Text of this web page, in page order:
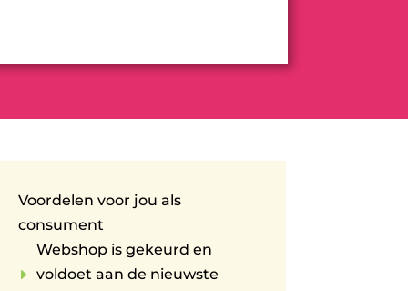
Voordelen voor jou als
consument
E
Webshop is gekeurd en
voldoet aan de nieuwste